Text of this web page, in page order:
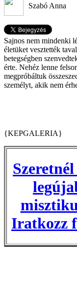
Szabó Anna
Sajnos nem mindenki
életüket vesztették
betegségben
érte. Nehéz lenne
megpróbáltuk
személyt, akik nem
{KEPGALERIA}
Iratkozz